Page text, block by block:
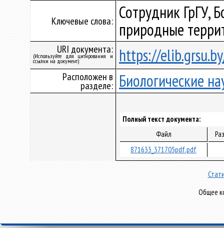
Ключевые слова: Сотрудник ГрГУ,
природные
URI документа:
(Используйте для цитирования и
ссылки на документ) https://
Расположен в
разделе: Биологические
Полный текст документа:
Файл
871633_371705pdf.pdf
Общее